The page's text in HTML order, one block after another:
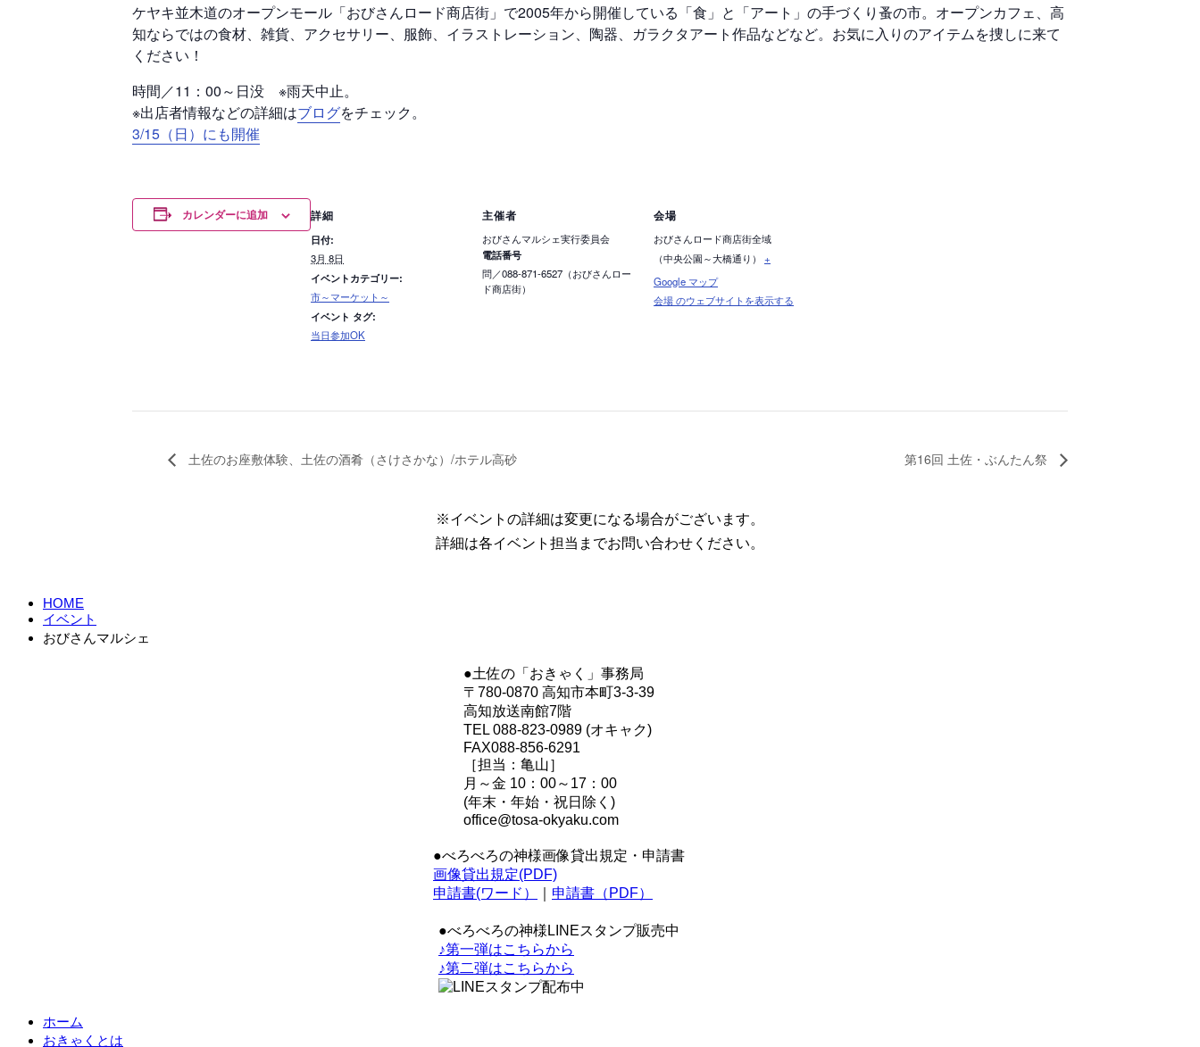
ケヤキ並木道のオープンモール「おびさんロード商店街」で2005年から開催している「食」と「アート」の手づくり蚤の市。オープンカフェ、高
知ならではの食材、雑貨、アクセサリー、服飾、イラストレーション、陶器、ガラクタアート作品などなど。お気に入りのアイテムを捜しに来て
ください！
時間／11：00～日没 ※雨天中止。
※出店者情報などの詳細はブログをチェック。
3/15（日）にも開催
カレンダーに追加 詳細
日付:
3月 8日
イベントカテゴリー:
市～マーケット～
イベント タグ:
当日参加OK
主催者
おびさんマルシェ実行委員会
電話番号
問／088-871-6527（おびさんロー
ド商店街）
会場
おびさんロード商店街全域
（中央公園～大橋通り）
+
Google マップ
会場 のウェブサイトを表示する
土佐のお座敷体験、土佐の酒肴（さけさかな）/ホテル高砂 第16回 土佐・ぶんたん祭
※イベントの詳細は変更になる場合がございます。
詳細は各イベント担当までお問い合わせください。
HOME
イベント
おびさんマルシェ
●土佐の「おきゃく」事務局
〒780-0870 高知市本町3-3-39
高知放送南館7階
TEL 088-823-0989 (オキャク)
FAX088-856-6291
［担当：亀山］
月～金 10：00～17：00
(年末・年始・祝日除く)
office@tosa-okyaku.com
●べろべろの神様画像貸出規定・申請書
画像貸出規定(PDF)
申請書(ワード）
申請書（PDF）
●べろべろの神様LINEスタンプ販売中
♪第一弾はこちらから
♪第二弾はこちらから
ホーム
おきゃくとは